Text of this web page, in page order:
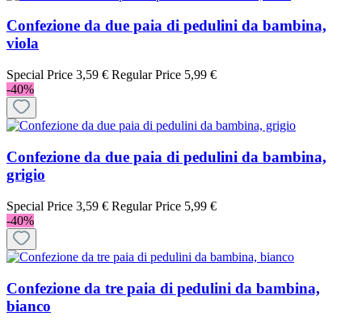
Confezione da due paia di pedulini da bambina,
viola
Special Price 3,59 € Regular Price 5,99 €
-40%
Confezione da due paia di pedulini da bambina,
grigio
Special Price 3,59 € Regular Price 5,99 €
-40%
Confezione da tre paia di pedulini da bambina,
bianco